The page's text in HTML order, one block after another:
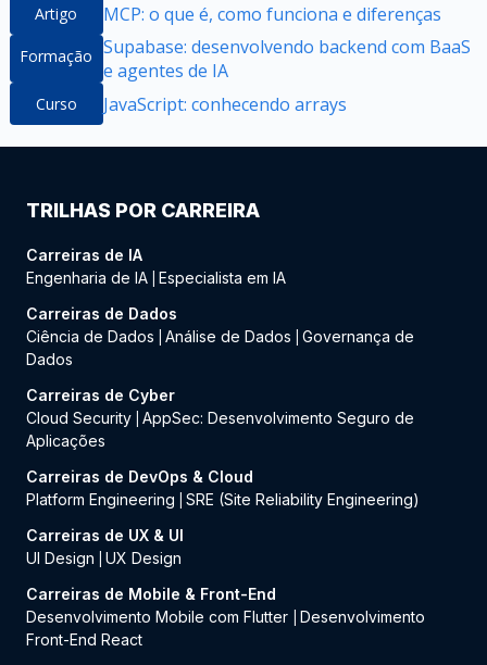
Artigo MCP: o que é, como funciona e diferenças
Formação Supabase: desenvolvendo backend com BaaS
e agentes de IA
Curso JavaScript: conhecendo arrays
TRILHAS POR CARREIRA
Carreiras de IA
Engenharia de IA Especialista em IA
Carreiras de Dados
Ciência de Dados
Análise de Dados
Governança de
Dados
Carreiras de Cyber
Cloud Security AppSec: Desenvolvimento Seguro de
Aplicações
Carreiras de DevOps & Cloud
Platform Engineering
SRE (Site Reliability Engineering)
Carreiras de UX & UI
UI Design
UX Design
Carreiras de Mobile & Front-End
Desenvolvimento Mobile com Flutter
Desenvolvimento
Front-End React